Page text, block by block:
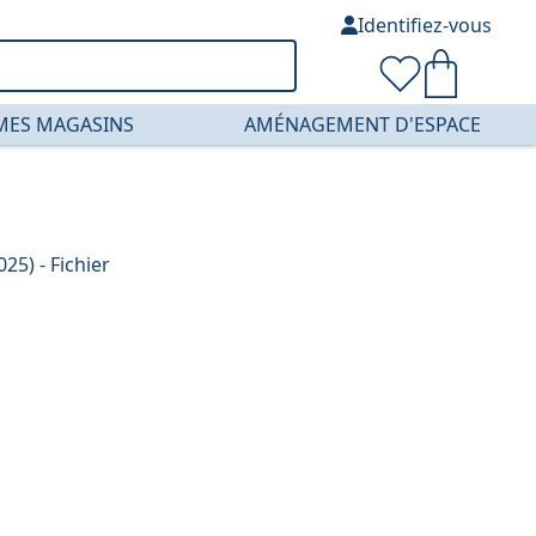
MAGASINS AMÉNAGEMENT D'ESPACE
Identifiez-vous
- Fichier